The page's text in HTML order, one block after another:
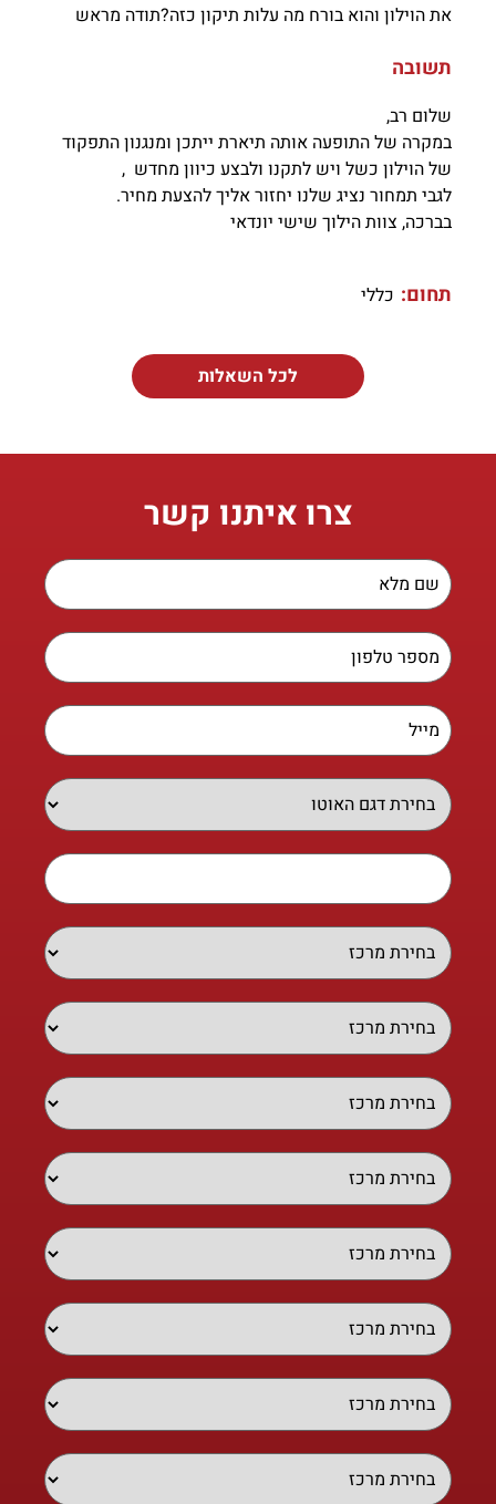
את הוילון והוא בורח מה עלות תיקון כזה?תודה מראש
תשובה
שלום רב,
במקרה של התופעה אותה תיארת ייתכן ומנגנון התפקוד
של הוילון כשל ויש לתקנו ולבצע כיוון מחדש ,
לגבי תמחור נציג שלנו יחזור אליך להצעת מחיר.
בברכה, צוות הילוך שישי יונדאי
תחום: כללי
לכל השאלות
צרו איתנו קשר